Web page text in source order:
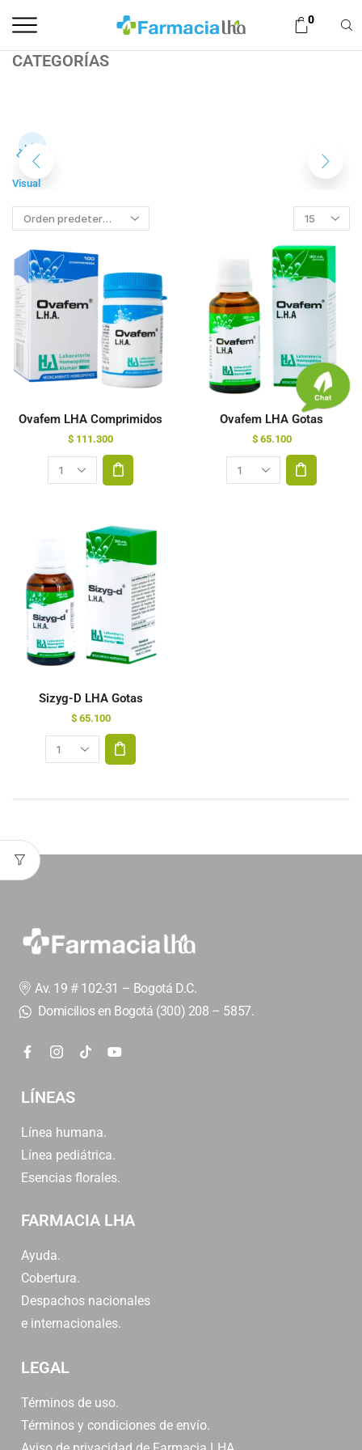
0
CATEGORÍAS
Visual
Ovafem LHA Comprimidos
$ 111.300
Ovafem LHA Gotas
$65.100
Sizyg-D LHA Gotas
$65.100
Av. 19 # 102-31 – Bogotá D.C.
Domicilios en Bogotá (300) 208 – 5857.
LÍNEAS
Línea humana.
Línea pediátrica.
Esencias florales.
FARMACIA LHA
Ayuda.
Cobertura.
Despachos nacionales
e internacionales.
LEGAL
Términos de uso.
Términos y condiciones de envío.